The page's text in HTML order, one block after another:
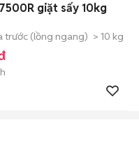
giặt sấy 10kg
trước (lồng ngang) > 10 kg